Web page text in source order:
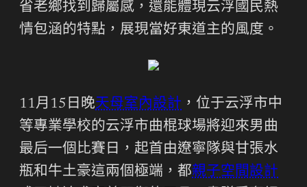
省老鄉找到歸屬感，還能體現云浮國民熱
情包涵的特點，展現當好東道主的風度。
11月15日晚天母室內設計 ，位于云浮市中
等專業學校的云浮市曲棍球場將迎來男曲
最后一個比賽日，起首由遼寧隊與甘張水
瓶和牛土豪這兩個極端，都親子空間設計